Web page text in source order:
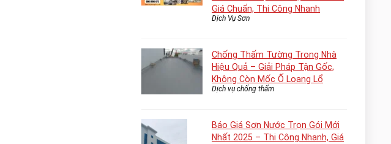
Giá Chuẩn, Thi Công Nhanh
Dịch Vụ Sơn
Chống Thấm Tường Trong Nhà
Hiệu Quả – Giải Pháp Tận Gốc,
Không Còn Mốc Ố Loang Lổ
Dịch vụ chống thấm
Báo Giá Sơn Nước Trọn Gói Mới
Nhất 2025 – Thi Công Nhanh, Giá